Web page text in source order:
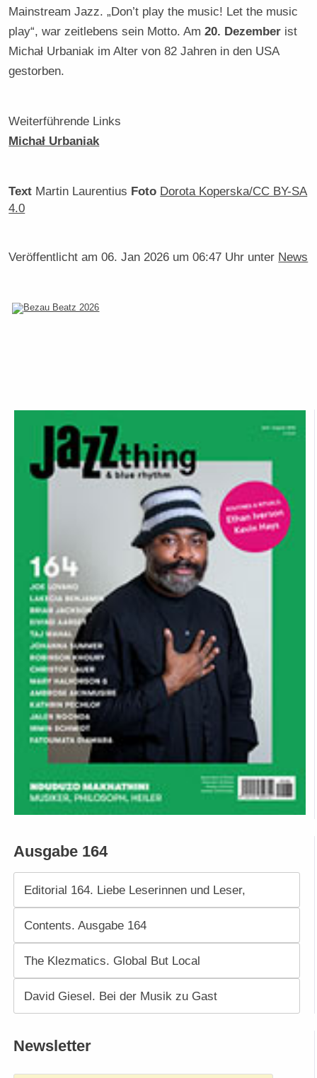
Mainstream Jazz. „Don’t play the music! Let the music
play“, war zeitlebens sein Motto. Am20. Dezember ist
Michał Urbaniak im Alter von 82 Jahren in den USA
gestorben.
Weiterführende Links
Michał Urbaniak
Text Martin Laurentius Foto Dorota Koperska/CC BY-SA
4.0
Veröffentlicht am06. Jan 2026 um 06:47 Uhr unter News
Ausgabe 164
Editorial 164. Liebe Leserinnen und Leser,
Contents. Ausgabe 164
The Klezmatics. Global But Local
David Giesel. Bei der Musik zu Gast
Newsletter